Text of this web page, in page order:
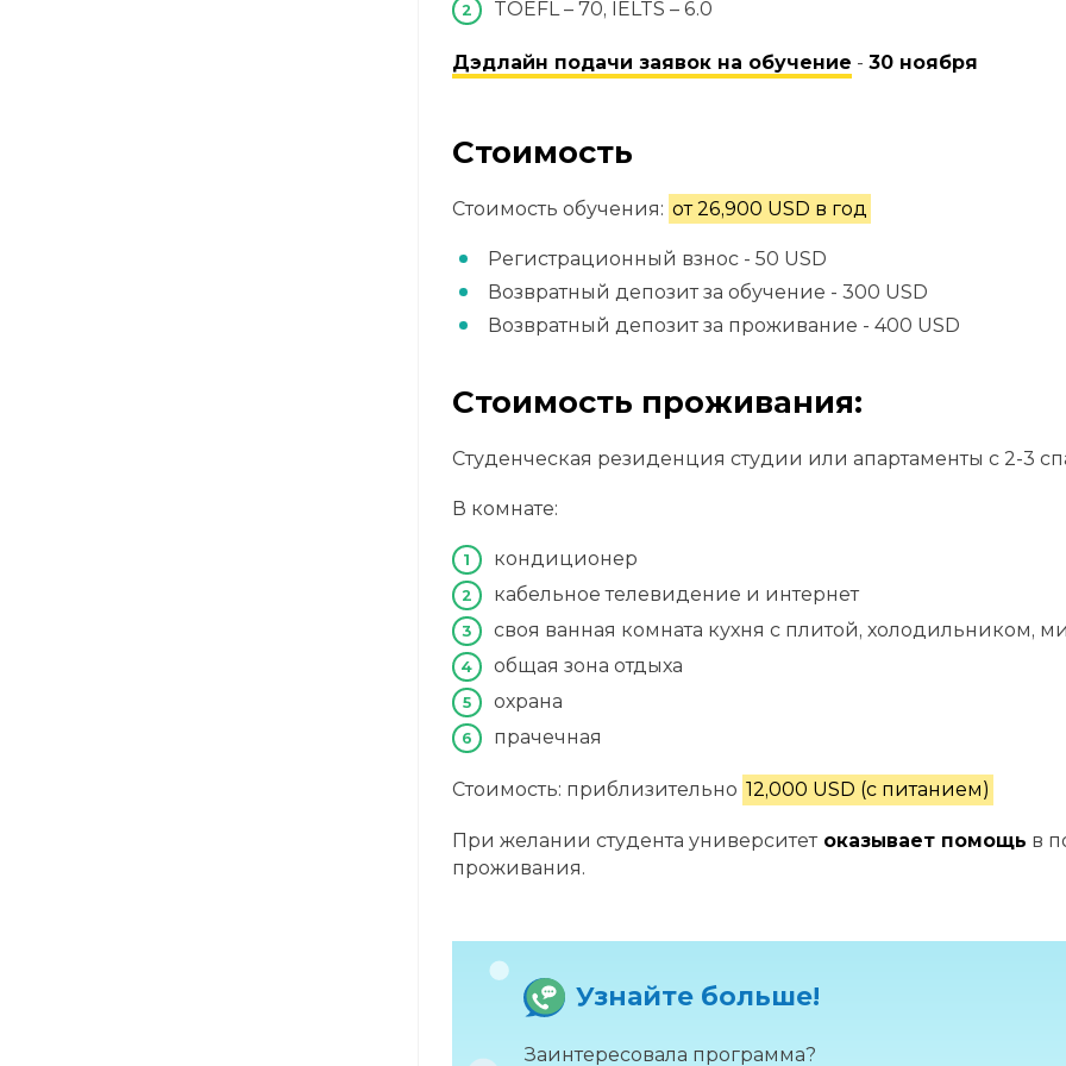
TOEFL – 70, IELTS – 6.0
Дэдлайн подачи заявок на обучение - 30 ноября
Стоимость
Стоимость обучения: от 26,900 USD в год
Регистрационный взнос - 50 USD
Возвратный депозит за обучение - 300 USD
Возвратный депозит за проживание - 400 USD
Стоимость проживания:
Студенческая резиденция студии или апартаменты с 2-3
В комнате:
кондиционер
кабельное телевидение и интернет
своя ванная комната кухня с плитой, холодильником,
общая зона отдыха
охрана
прачечная
Стоимость: приблизительно 12,000 USD (с питанием)
При желании студента университетоказывает помощь в
проживания.
Узнайте больше!
Заинтересовала программа?